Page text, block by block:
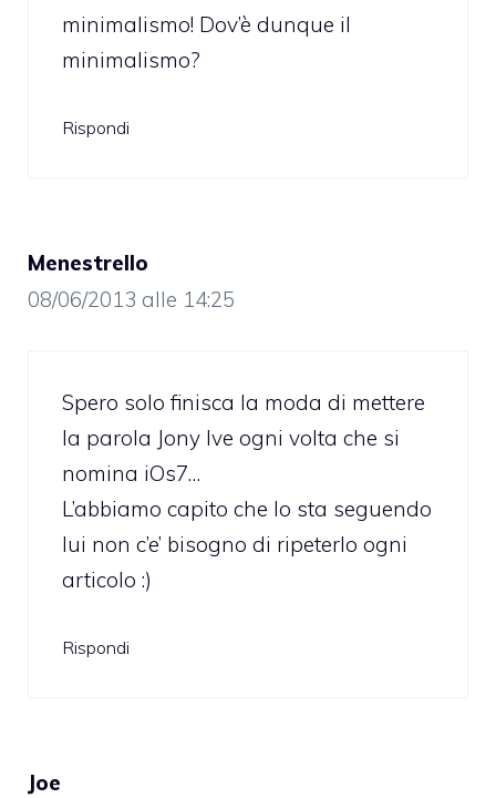
minimalismo! Dov’è dunque il
minimalismo?
Rispondi
Menestrello
08/06/2013 alle 14:25
Spero solo finisca la moda di mettere
la parola Jony Ive ogni volta che si
nomina iOs7…
L’abbiamo capito che lo sta seguendo
lui non c’e’ bisogno di ripeterlo ogni
articolo :)
Rispondi
Joe